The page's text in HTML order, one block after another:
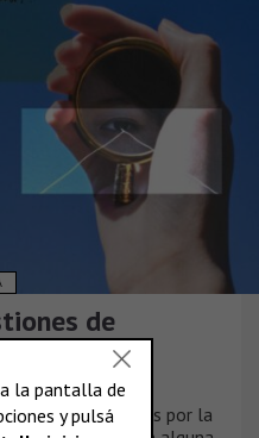
de
uno. Nos movemos por la